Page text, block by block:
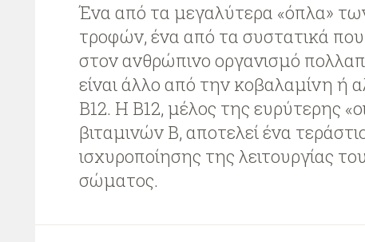
Ένα από τα μεγαλύτερα «όπλα»
τροφών, ένα από τα συστατικά
στον ανθρώπινο οργανισμό
είναι άλλο από την κοβαλαμίνη ή
B12. Η B12, μέλος της ευρύτερης
βιταμινών B, αποτελεί ένα
ισχυροποίησης της λειτουργίας
σώματος.